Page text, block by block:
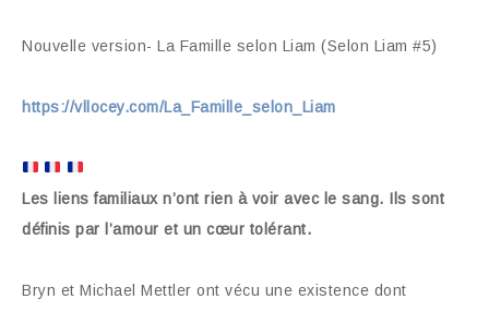
Nouvelle version- La Famille selon Liam (Selon Liam #5)
https://vllocey.com/La_Famille_selon_Liam
Les liens familiaux n’ont rien à voir avec le sang. Ils sont
définis par l’amour et un cœur tolérant.
Bryn et Michael Mettler ont vécu une existence dont